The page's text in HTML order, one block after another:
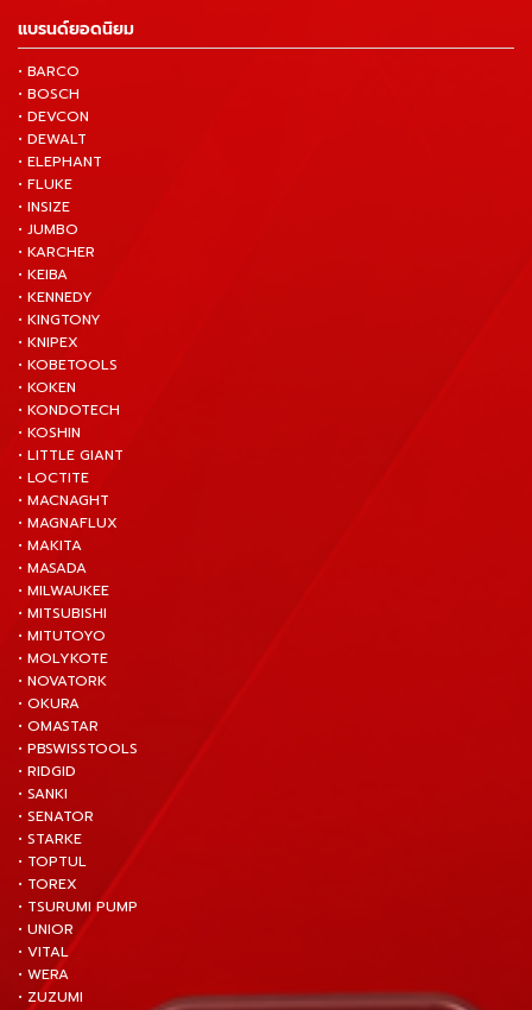
แบรนด์ยอดนิยม
• BARCO
• BOSCH
• DEVCON
• DEWALT
• ELEPHANT
• FLUKE
• INSIZE
• JUMBO
• KARCHER
• KEIBA
• KENNEDY
• KINGTONY
• KNIPEX
• KOBETOOLS
• KOKEN
• KONDOTECH
• KOSHIN
• LITTLE GIANT
• LOCTITE
• MACNAGHT
• MAGNAFLUX
• MAKITA
• MASADA
• MILWAUKEE
• MITSUBISHI
• MITUTOYO
• MOLYKOTE
• NOVATORK
• OKURA
• OMASTAR
• PBSWISSTOOLS
• RIDGID
• SANKI
• SENATOR
• STARKE
• TOPTUL
• TOREX
• TSURUMI PUMP
• UNIOR
• VITAL
• WERA
• ZUZUMI